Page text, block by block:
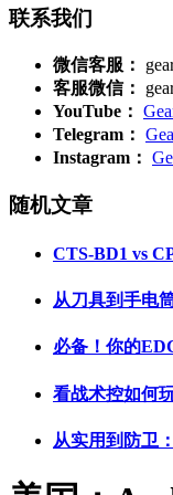
联系我们
微信客服：
客服微信：
YouTube：
Telegram：
Instagram：
随机文章
CTS-BD1 vs
从刀具到手电
必备！你的
看战术控如何
从实用到防卫